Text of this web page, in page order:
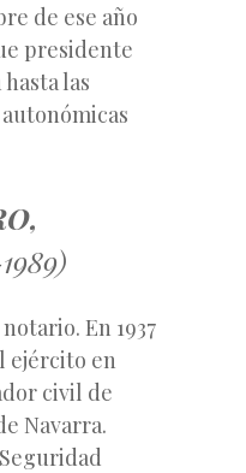
de ese año
presidente
las
En 1937
ejército en
civil de
Navarra.